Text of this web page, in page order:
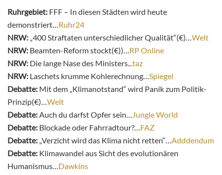
Ruhrgebiet: FFF – In diesen Städten wird heute
demonstriert… Ruhr24
NRW: „400 Straftaten unterschiedlicher Qualität“(€)… Welt
NRW: Beamten-Reform stockt(€))… RP Online
NRW: Die lange Nase des Ministers.. .taz
NRW: Laschets krumme Kohlerechnung… Spiegel
Debatte: Mit dem „Klimanotstand“ wird Panik zum Politik-
Prinzip(€)… Welt
Debatte: Auch du darfst Opfer sein…
Jungle World
Debatte: Blockade oder Fahrradtour?… FAZ
Debatte: „Verzicht wird das Klima nicht retten“… Adddendum
Debatte: Klimawandel aus Sicht des evolutionären
Humanismus… Dawkins